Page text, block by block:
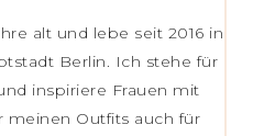
alt und lebe seit 2016 in
Berlin. Ich stehe für
inspiriere Frauen mit
meinen Outfits auch für